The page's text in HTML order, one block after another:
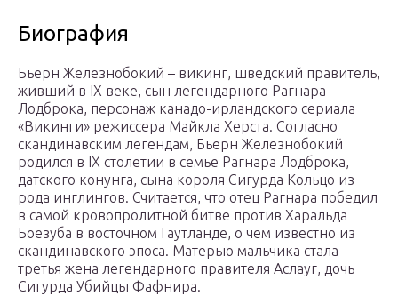
Биография
Бьерн Железнобокий – викинг, шведский правитель,
живший в IX веке, сын легендарного Рагнара
Лодброка, персонаж канадо-ирландского сериала
«Викинги» режиссера Майкла Херста. Согласно
скандинавским легендам, Бьерн Железнобокий
родился в IX столетии в семье Рагнара Лодброка,
датского конунга, сына короля Сигурда Кольцо из
рода инглингов. Считается, что отец Рагнара победил
в самой кровопролитной битве против Харальда
Боезуба в восточном Гаутланде, о чем известно из
скандинавского эпоса. Матерью мальчика стала
третья жена легендарного правителя Аслауг, дочь
Сигурда Убийцы Фафнира.